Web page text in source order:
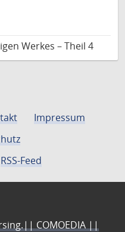
Werkes – Theil 4
Impressum
RSS-Feed
COMOEDIA ||